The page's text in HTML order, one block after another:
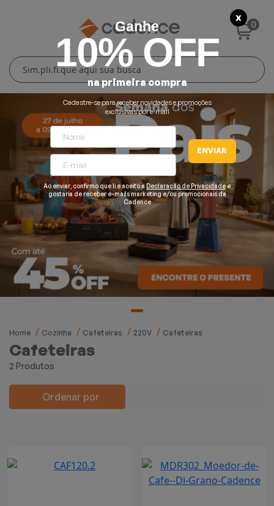
0
Home Cozinha Cafeteiras 220V Cafeteiras
Cafeteiras
2 Produtos
Ordenar por
X
Ganhe
10% OFF
na primeira compra
Cadastre-se para receber novidades e promoções
exclusivas por e-mail
ENVIAR
Ao enviar, confirmo que li e aceito a Declaração de Privacidadee
gostaria de receber e-mails marketing e/ou promocionais da
Cadence
Cozinha
Blenders
Liquidificadores
Grills e Sanduicheiras
Chaleiras Elétricas
Cafeteiras
Fritadeiras
Mixers
Coifas
Máquina de Waffle
Lar
Ferros e Passadeiras
Conforto Térmico
Aquecedores
Climatizadores
Ventiladores
Cuidados Pessoais
Escovas Secadoras
Secadores
Cortadores de Cabelo
Pranchas